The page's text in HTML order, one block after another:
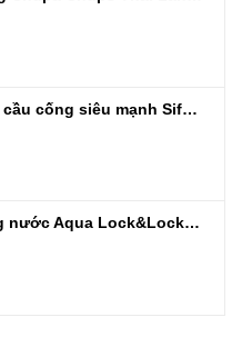
Nước thông tắc cầu cống siêu mạnh Sifa 1.4kg
Bình nhựa đựng nước Aqua Lock&Lock 2.1L